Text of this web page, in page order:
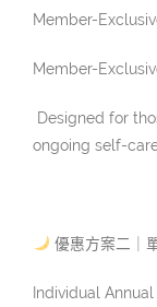
Member-
Member-
Designed for
ongoing self-
優惠方案二｜
Individual